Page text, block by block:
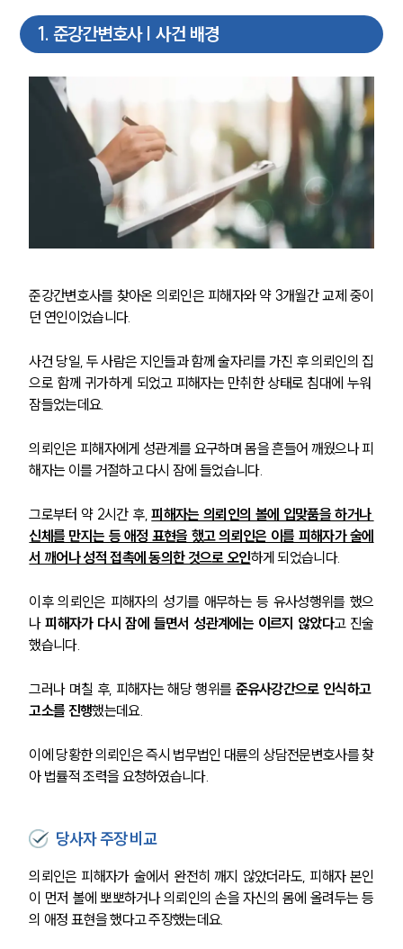
1. 준강간변호사 | 사건 배경
준강간변호사를 찾아온 의뢰인은 피해자와 약 3개월간 교제 중이
던 연인이었습니다.
사건 당일, 두 사람은 지인들과 함께 술자리를 가진 후 의뢰인의 집
으로 함께 귀가하게 되었고 피해자는 만취한 상태로 침대에 누워
잠들었는데요.
의뢰인은 피해자에게 성관계를 요구하며 몸을 흔들어 깨웠으나 피
해자는 이를 거절하고 다시 잠에 들었습니다.
그로부터 약 2시간 후, 피해자는 의뢰인의 볼에 입맞품을 하거나
신체를 만지는 등 애정 표현을 했고 의뢰인은 이를 피해자가 술에
서 깨어나 성적 접촉에 동의한 것으로 오인하게 되었습니다.
이후 의뢰인은 피해자의 성기를 애무하는 등 유사성행위를 했으
나 피해자가 다시 잠에 들면서 성관계에는 이르지 않았다고 진술
했습니다.
그러나 며칠 후, 피해자는 해당 행위를 준유사강간으로 인식하고
고소를 진행했는데요.
이에 당황한 의뢰인은 즉시 법무법인 대륜의 상담전문변호사를 찾
아 법률적 조력을 요청하였습니다.
당사자 주장 비교
의뢰인은 피해자가 술에서 완전히 깨지 않았더라도, 피해자 본인
이 먼저 볼에 뽀뽀하거나 의뢰인의 손을 자신의 몸에 올려두는 등
의 애정 표현을 했다고 주장했는데요.